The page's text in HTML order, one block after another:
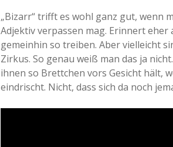
„Bizarr“ trifft es wohl ganz gut, wenn
Adjektiv verpassen mag. Erinnert eher
gemeinhin so treiben. Aber vielleicht
Zirkus. So genau weiß man das ja
ihnen so Brettchen vors Gesicht hält,
eindrischt. Nicht, dass sich da noch